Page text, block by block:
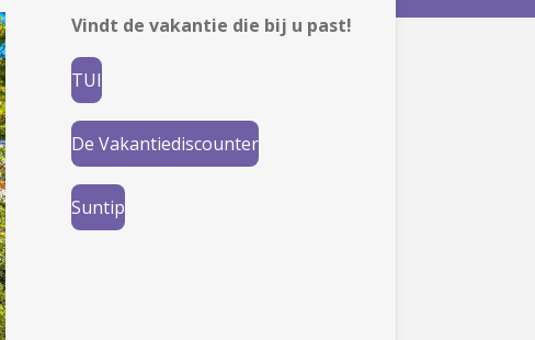
Vindt de vakantie die bij u past!
TUI
De Vakantiediscounter
Suntip